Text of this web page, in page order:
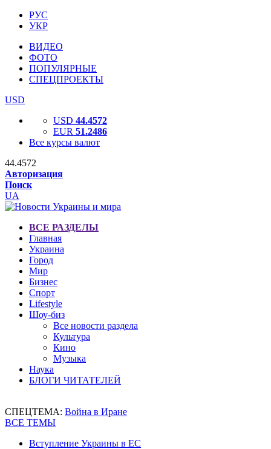
РУС
УКР
ВИДЕО
ФОТО
ПОПУЛЯРНЫЕ
СПЕЦПРОЕКТЫ
USD
USD 44.4572
EUR 51.2486
Все курсы валют
44.4572
Авторизация
Поиск
UA
ВСЕ РАЗДЕЛЫ
Главная
Украина
Город
Мир
Бизнес
Спорт
Lifestyle
Шоу-биз
Все новости раздела
Культура
Кино
Музыка
Наука
БЛОГИ ЧИТАТЕЛЕЙ
СПЕЦТЕМА: Война в Иране
ВСЕ ТЕМЫ
Вступление Украины в ЕС